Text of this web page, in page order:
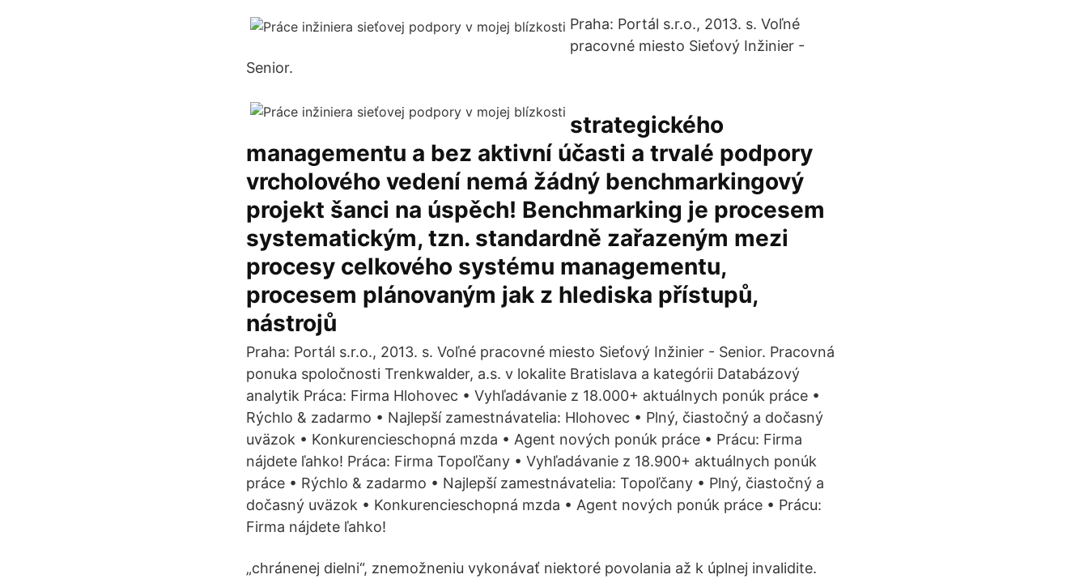
Praha: Portál s.r.o., 2013. s. Voľné
pracovné miesto Sieťový Inžinier -
Senior.
strategického
managementu a bez aktivní účasti a trvalé podpory
vrcholového vedení nemá žádný benchmarkingový
projekt šanci na úspěch! Benchmarking je procesem
systematickým, tzn. standardně zařazeným mezi
procesy celkového systému managementu,
procesem plánovaným jak z hlediska přístupů,
nástrojů
Praha: Portál s.r.o., 2013. s. Voľné pracovné miesto Sieťový Inžinier - Senior. Pracovná
ponuka spoločnosti Trenkwalder, a.s. v lokalite Bratislava a kategórii Databázový
analytik Práca: Firma Hlohovec • Vyhľadávanie z 18.000+ aktuálnych ponúk práce •
Rýchlo & zadarmo • Najlepší zamestnávatelia: Hlohovec • Plný, čiastočný a dočasný
uväzok • Konkurencieschopná mzda • Agent nových ponúk práce • Prácu: Firma
nájdete ľahko! Práca: Firma Topoľčany • Vyhľadávanie z 18.900+ aktuálnych ponúk
práce • Rýchlo & zadarmo • Najlepší zamestnávatelia: Topoľčany • Plný, čiastočný a
dočasný uväzok • Konkurencieschopná mzda • Agent nových ponúk práce • Prácu:
Firma nájdete ľahko!
„chránenej dielni“, znemožneniu vykonávať niektoré povolania až k úplnej invalidite.